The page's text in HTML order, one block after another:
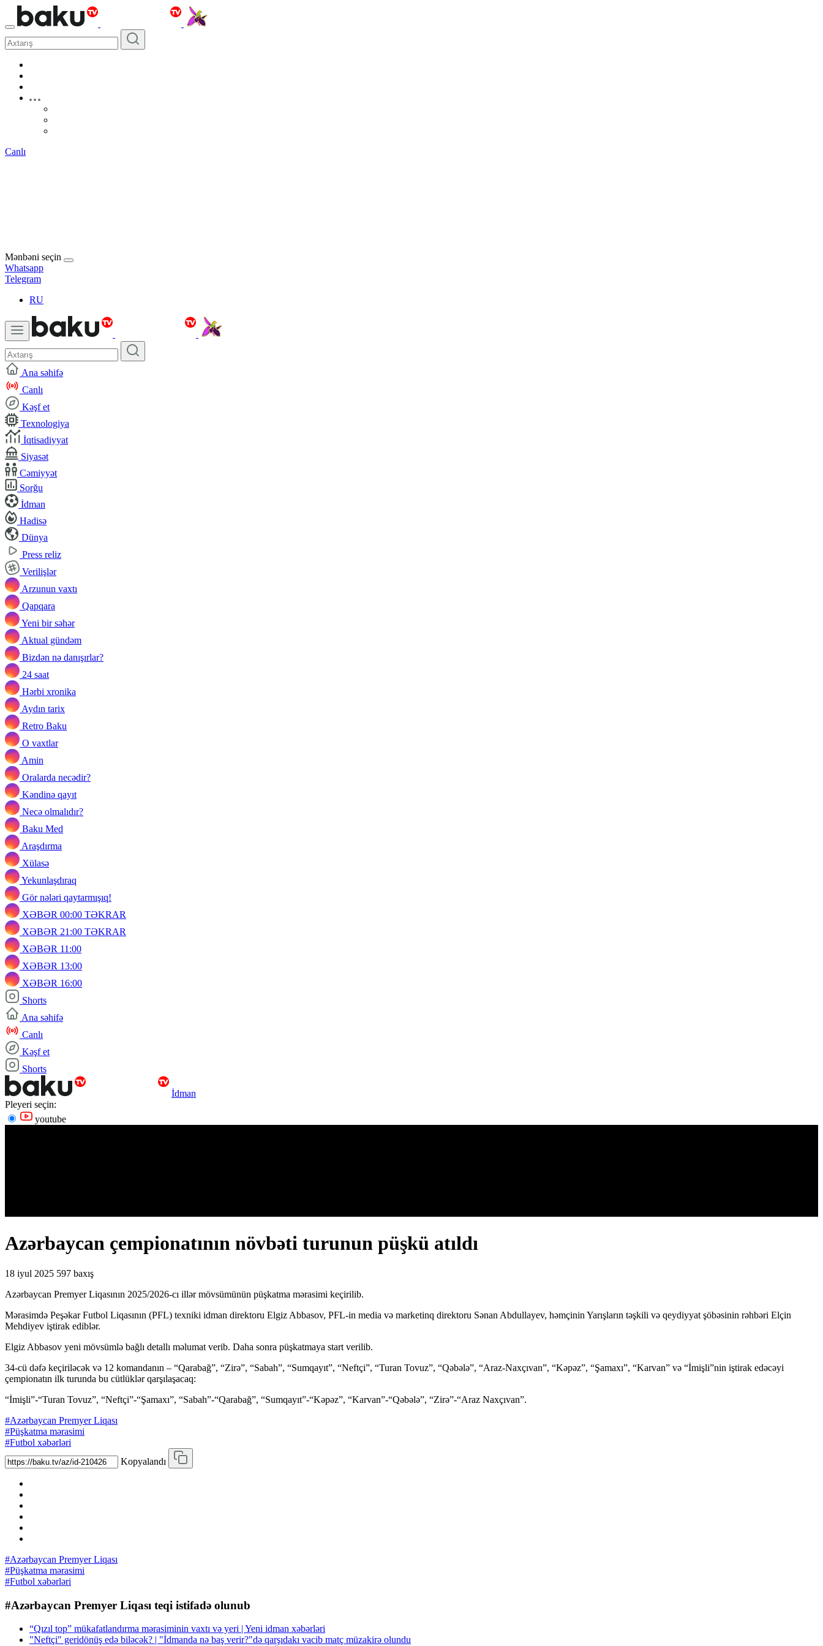
Canlı
Mənbəni seçin
Whatsapp
Telegram
RU
Ana səhifə
Canlı
Kəşf et
Texnologiya
İqtisadiyyat
Siyasət
Cəmiyyət
Sorğu
İdman
Hadisə
Dünya
Press reliz
Verilişlər
Arzunun vaxtı
Qapqara
Yeni bir səhər
Aktual gündəm
Bizdən nə danışırlar?
24 saat
Hərbi xronika
Aydın tarix
Retro Baku
O vaxtlar
Amin
Oralarda necədir?
Kəndinə qayıt
Necə olmalıdır?
Baku Med
Araşdırma
Xülasə
Yekunlaşdıraq
Gör nələri qaytarmışıq!
XƏBƏR 00:00 TƏKRAR
XƏBƏR 21:00 TƏKRAR
XƏBƏR 11:00
XƏBƏR 13:00
XƏBƏR 16:00
Shorts
Ana səhifə
Canlı
Kəşf et
Shorts
İdman
Pleyeri seçin:
youtube
Azərbaycan çempionatının növbəti turunun püşkü atıldı
18 iyul 2025 597 baxış
Azərbaycan Premyer Liqasının 2025/2026-cı illər mövsümünün püşkatma mərasimi keçirilib.
Mərasimdə Peşəkar Futbol Liqasının (PFL) texniki idman direktoru Elgiz Abbasov, PFL-in media və marketinq direktoru Sənan Abdullayev, həmçinin Yarışların təşkili və qeydiyyat şöbəsinin rəhbəri Elçin
Mehdiyev iştirak ediblər.
Elgiz Abbasov yeni mövsümlə bağlı detallı məlumat verib. Daha sonra püşkatmaya start verilib.
34-cü dəfə keçiriləcək və 12 komandanın – “Qarabağ”, “Zirə”, “Sabah”, “Sumqayıt”, “Neftçi”, “Turan Tovuz”, “Qəbələ”, “Araz-Naxçıvan”, “Kəpəz”, “Şamaxı”, “Karvan” və “İmişli”nin iştirak edəcəyi
çempionatın ilk turunda bu cütlüklər qarşılaşacaq:
“İmişli”-“Turan Tovuz”, “Neftçi”-“Şamaxı”, “Sabah”-“Qarabağ”, “Sumqayıt”-“Kəpəz”, “Karvan”-“Qəbələ”, “Zirə”-“Araz Naxçıvan”.
#Azərbaycan Premyer Liqası
#Püşkatma mərasimi
#Futbol xəbərləri
Kopyalandı
#Azərbaycan Premyer Liqası
#Püşkatma mərasimi
#Futbol xəbərləri
#Azərbaycan Premyer Liqası teqi istifadə olunub
“Qızıl top” mükafatlandırma mərasiminin vaxtı və yeri | Yeni idman xəbərləri
"Neftçi" geridönüş edə biləcək? | "İdmanda nə baş verir?"də qarşıdakı vacib matç müzakirə olundu